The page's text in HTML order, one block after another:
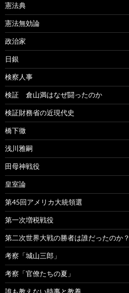
憲法典
憲法無効論
政治家
日銀
検察人事
検証 倉山満はなぜ闘ったのか
検証財務省の近現代史
橋下徹
浅川雅嗣
田母神戦役
皇室論
第45回アメリカ大統領選
第一次増税戦役
第二次世界大戦の勝者は誰だったのか？
考察「城山三郎」
考察「官僚たちの夏」
誰も教えない時事と教養